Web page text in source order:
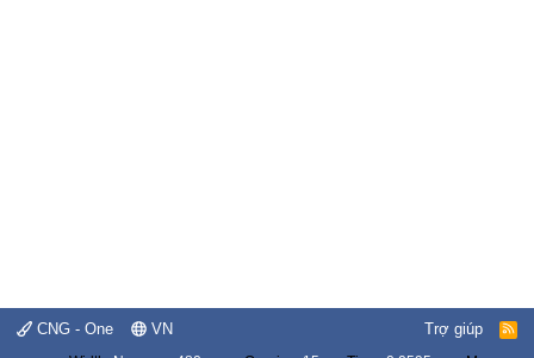
CNG - One VN Trợ giúp
R